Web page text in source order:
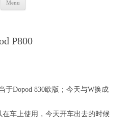
Menu
P800
于Dopod 830欧版；今天与W换成
车上使用，今天开车出去的时候